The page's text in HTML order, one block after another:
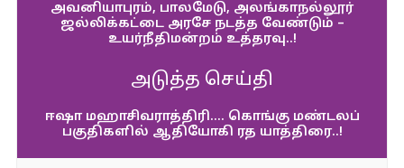
அவனியாபுரம், பாலமேடு, அலங்காநல்லூர்
ஜல்லிக்கட்டை அரசே நடத்த வேண்டும் –
உயர்நீதிமன்றம் உத்தரவு..!
அடுத்த செய்தி
ஈஷா மஹாசிவராத்திரி…. கொங்கு மண்டலப்
பகுதிகளில் ஆதியோகி ரத யாத்திரை..!